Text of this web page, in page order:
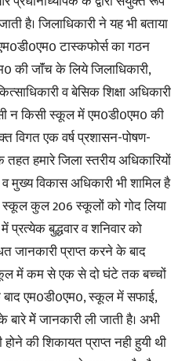
है। जिलाधिकारी ने यह भी बताया
टास्कफोर्स का गठन
की जाॅंच के लिये जिलाधिकारी,
व बेसिक शिक्षा अधिकारी
न किसी स्कूल में एम0डी0एम0 की
विगत एक वर्ष प्रशासन-पोषण-
हमारे जिला स्तरीय अधिकारियों
मुख्य विकास अधिकारी भी शामिल है
स्कूल कुल 206 स्कूलों को गोद लिया
बुद्धवार व शनिवार को
जानकारी प्राप्त करने के बाद
में कम से एक से दो घंटे तक बच्चों
एम0डी0एम0, स्कूल में सफाई,
मेें जानकारी ली जाती है। अभी
की शिकायत प्राप्त नही हुयी थी